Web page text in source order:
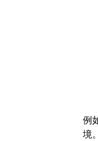
例
境。